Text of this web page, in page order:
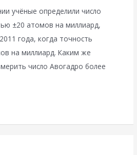
учёные определили число
±20 атомов на миллиард,
года, когда точность
на миллиард. Каким же
число Авогадро более